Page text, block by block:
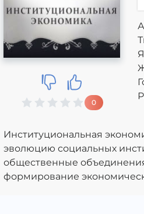
0
Институциональная
эволюцию социальных
общественные
формирование